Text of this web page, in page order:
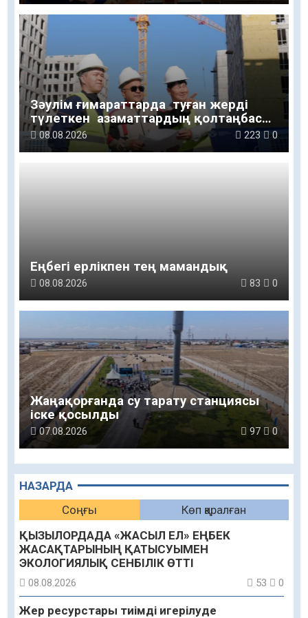
НАЗАРДА
Соңғы
Көп қаралған
ҚЫЗЫЛОРДАДА «ЖАСЫЛ ЕЛ» ЕҢБЕК
ЖАСАҚТАРЫНЫҢ ҚАТЫСУЫМЕН
ЭКОЛОГИЯЛЫҚ СЕНБІЛІК ӨТТІ
08.08.2026 53 0
Жер ресурстары тиімді игерілуде
Зәулім ғимараттарда туған жерді
түлеткен азаматтардың қолтаңбасы
бар
08.08.2026 223 0
Еңбегі ерлікпен тең мамандық
08.08.2026 83 0
Жаңақорғанда су тарату станциясы
іске қосылды
07.08.2026 97 0